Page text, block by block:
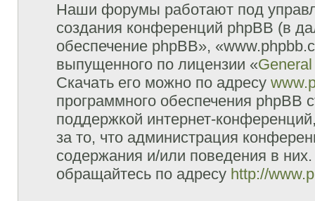
Наши форумы работают под
создания конференций phpBB (в
обеспечение phpBB»,
выпущенного по лицензии «
Скачать его можно по адресу
программного обеспечения phpBB
поддержкой интернет-
за то, что администрация
содержания и/или поведения в
обращайтесь по адресу http://